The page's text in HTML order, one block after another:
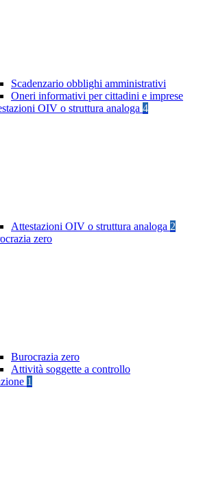
Scadenzario obblighi amministrativi
Oneri informativi per cittadini e imprese
OIV o struttura analoga 4
Attestazioni OIV o struttura analoga 2
zero
Burocrazia zero
Attività soggette a controllo
1